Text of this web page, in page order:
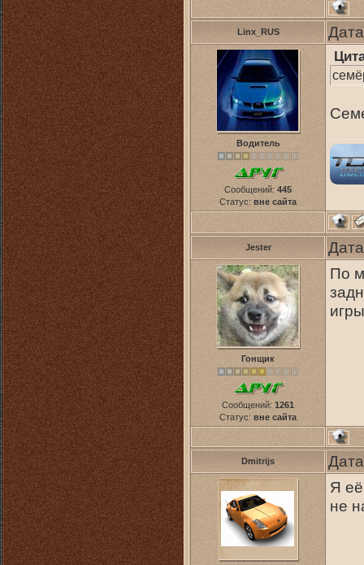
Linx_RUS
Водитель
Сообщений: 445
Статус: вне сайта
Jester
Гонщик
Сообщений: 1261
Статус: вне сайта
По
Dmitrijs
Я её
не